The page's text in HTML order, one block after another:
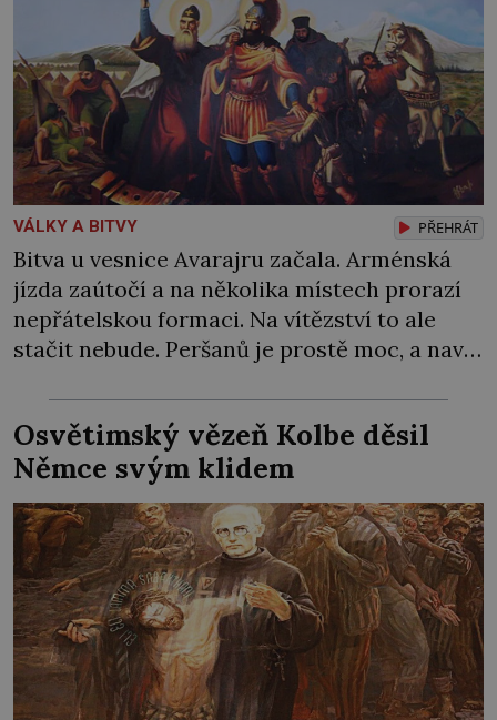
VÁLKY A BITVY PŘEHRÁT
Bitva u vesnice Avarajru začala. Arménská
jízda zaútočí a na několika místech prorazí
nepřátelskou formaci. Na vítězství to ale
stačit nebude. Peršanů je prostě moc, a navíc
obávané válečné slony! Arménie jako první
země na světě přijala křesťanství za státní
náboženství. Stalo se tak roku 301 během
vlády arménského krále […]
Osvětimský vězeň Kolbe děsil
Němce svým klidem